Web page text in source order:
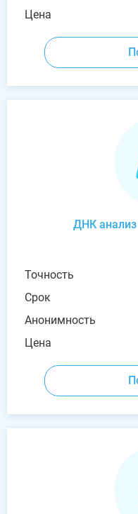
Цена
ДНК анализ
Точность
Срок
Анонимность
Цена